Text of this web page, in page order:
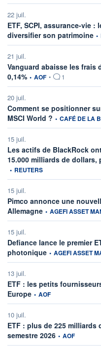
22 juil.
ETF, SCPI, assurance-vie
diversifier son patrimoine •
21 juil.
Vanguard abaisse les frais
0,14% information fournie par
• AOF • 1
20 juil.
Comment se positionner
MSCI World ? information
• CAFÉ DE LA
15 juil.
Les actifs de BlackRock
15.000 milliards de
• REUTERS
15 juil.
Pimco annonce une
Allemagne information fournie
• AGEFI ASSET
15 juil.
Defiance lance le premier
photonique information fournie
• AGEFI ASSET
13 juil.
ETF : les petits
Europe information fournie par
• AOF
10 juil.
ETF : plus de 225 milliards
semestre 2026 information
• AOF